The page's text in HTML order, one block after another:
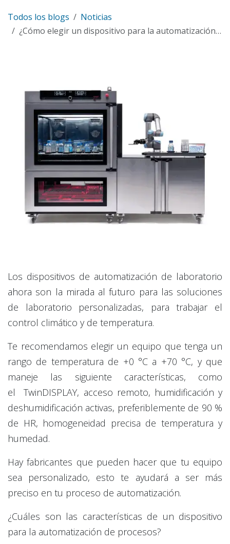
Todos los blogs
Noticias
¿Cómo elegir un dispositivo para la automatización de tu laboratorio?
Los dispositivos de automatización de laboratorio
ahora son la mirada al futuro para las soluciones
de laboratorio personalizadas, para trabajar el
control climático y de temperatura.
Te recomendamos elegir un equipo que tenga un
rango de temperatura de +0 °C a +70 °C, y que
maneje las siguiente características, como
el TwinDISPLAY, acceso remoto, humidificación y
deshumidificación activas, preferiblemente de 90 %
de HR, homogeneidad precisa de temperatura y
humedad.
Hay fabricantes que pueden hacer que tu equipo
sea personalizado, esto te ayudará a ser más
preciso en tu proceso de automatización.
¿Cuáles son las características de un dispositivo
para la automatización de procesos?